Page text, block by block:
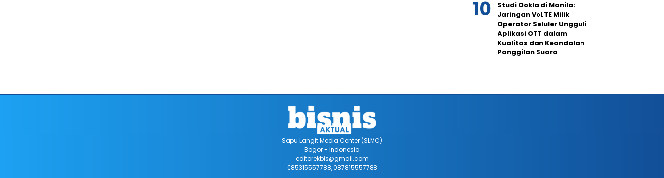
Studi Ookla di Manila:
Jaringan VoLTE Milik
Operator Seluler Ungguli
Aplikasi OTT dalam
Kualitas dan Keandalan
Panggilan Suara
Sapu Langit Media Center (SLMC)
Bogor - Indonesia
editorekbis@gmail.com
085315557788, 087815557788